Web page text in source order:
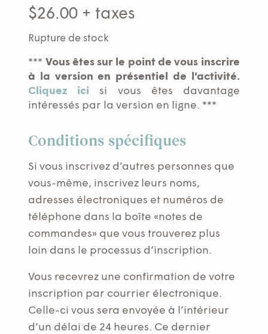
$26.00 + taxes
Rupture de stock
*** Vous êtes sur le point de vous inscrire
à la version en présentiel de l’activité.
Cliquez ici si vous êtes davantage
intéressés par la version en ligne. ***
Conditions spécifiques
Si vous inscrivez d’autres personnes que
vous-même, inscrivez leurs noms,
adresses électroniques et numéros de
téléphone dans la boîte «notes de
commandes» que vous trouverez plus
loin dans le processus d’inscription.
Vous recevrez une confirmation de votre
inscription par courrier électronique.
Celle-ci vous sera envoyée à l’intérieur
d’un délai de 24 heures. Ce dernier